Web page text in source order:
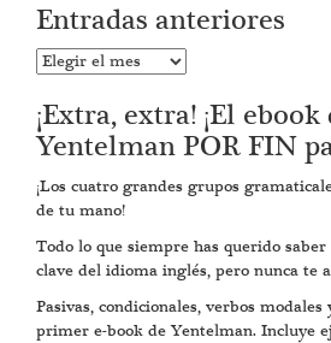
Entradas anteriores
Entradas
¡Extra, extra! ¡El ebook
Yentelman POR FIN
¡Los cuatro grandes grupos
de tu mano!
Todo lo que siempre has querido saber
clave del idioma inglés, pero nunca te
Pasivas, condicionales, verbos
primer e-book de Yentelman. Incluye